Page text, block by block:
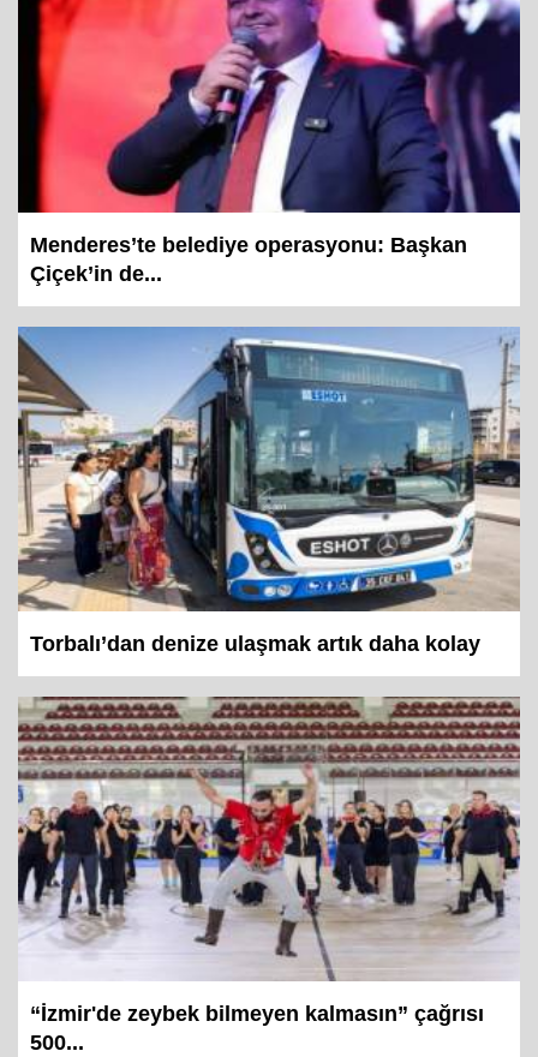
Menderes’te belediye operasyonu: Başkan
Çiçek’in de...
Torbalı’dan denize ulaşmak artık daha kolay
“İzmir'de zeybek bilmeyen kalmasın” çağrısı